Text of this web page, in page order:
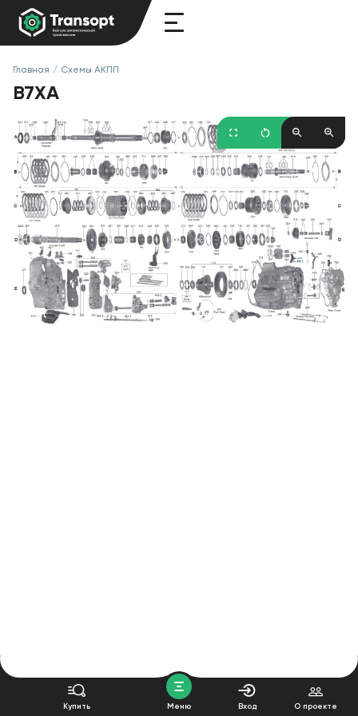
Главная / Схемы АКПП
B7XA
Купить Меню Вход О проекте